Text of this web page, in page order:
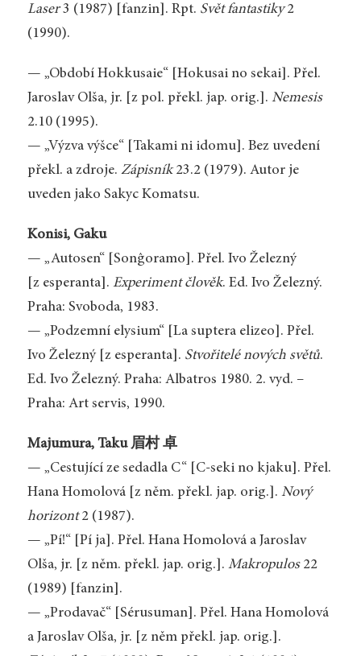
Laser3 (1987) [fanzin]. Rpt. Svět fantastiky2
(1990).
— „Období Hokkusaie“ [Hokusai no sekai]. Přel.
Jaroslav Olša, jr. [z pol. překl. jap. orig.]. Nemesis
2.10 (1995).
— „Výzva výšce“ [Takami ni idomu]. Bez uvedení
překl. a zdroje. Zápisník23.2 (1979). Autor je
uveden jako Sakyc Komatsu.
Konisi, Gaku
— „Autosen“ [Sonĝoramo]. Přel. Ivo Železný
[z esperanta]. Experiment člověk. Ed. Ivo Železný.
Praha: Svoboda, 1983.
— „Podzemní elysium“ [La suptera elizeo]. Přel.
Ivo Železný [z esperanta]. Stvořitelé nových světů.
Ed. Ivo Železný. Praha: Albatros 1980. 2. vyd. –
Praha: Art servis, 1990.
Majumura, Taku 眉村 卓
— „Cestující ze sedadla C“ [C-seki no kjaku]. Přel.
Hana Homolová [z něm. překl. jap. orig.]. Nový
horizont2 (1987).
— „Pí!“ [Pí ja]. Přel. Hana Homolová a Jaroslav
Olša, jr. [z něm. překl. jap. orig.]. Makropulos22
(1989) [fanzin].
— „Prodavač“ [Sérusuman]. Přel. Hana Homolová
a Jaroslav Olša, jr. [z něm překl. jap. orig.].